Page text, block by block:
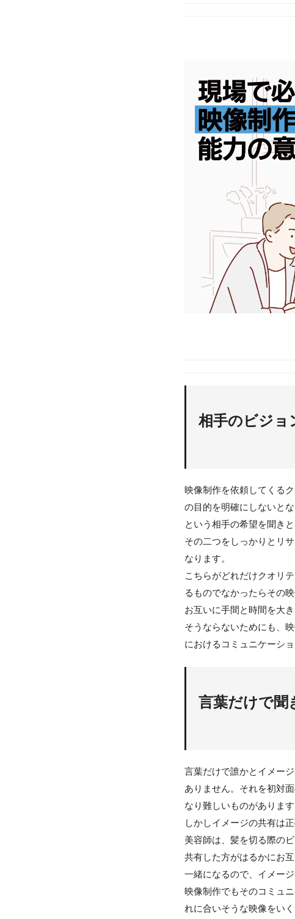
相手のビジョ
映像制作を依頼してくる
の目的を明確にしないと
という相手の希望を聞き
その二つをしっかりとリ
なります。
こちらがどれだけクオリ
るものでなかったらその
お互いに手間と時間を大
そうならないためにも、
におけるコミュニケーシ
言葉だけで聞
言葉だけで誰かとイメー
ありません。それを初対
なり難しいものがあります
しかしイメージの共有は
美容師は、髪を切る際の
共有した方がはるかにお
一緒になるので、イメー
映像制作でもそのコミュ
れに合いそうな映像をい